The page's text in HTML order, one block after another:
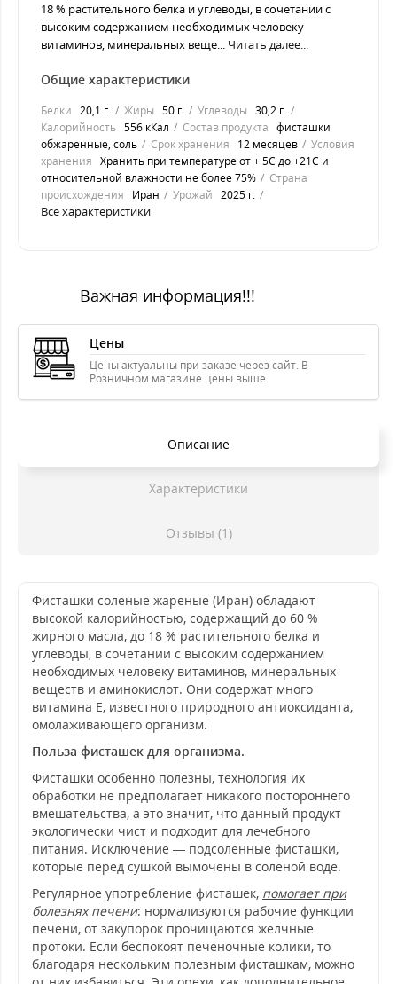
18 % растительного белка и углеводы, в сочетании с
высоким содержанием необходимых человеку
витаминов, минеральных веще... Читать далее...
Общие характеристики
Белки 20,1 г. Жиры 50 г. Углеводы 30,2 г.
Калорийность 556 кКал Состав продукта фисташки
обжаренные, соль
Срок хранения 12 месяцев
Условия
хранения Хранить при температуре от + 5С до +21С и
относительной влажности не более 75%
Страна
происхождения
Иран Урожай 2025 г.
Все характеристики
Важная информация!!!
Цены
Цены актуальны при заказе через сайт. В
Розничном магазине цены выше.
Описание
Характеристики
Отзывы (1)
Фисташки соленые жареные (Иран) обладают
высокой калорийностью, содержащий до 60 %
жирного масла, до 18 % растительного белка и
углеводы, в сочетании с высоким содержанием
необходимых человеку витаминов, минеральных
веществ и аминокислот. Они содержат много
витамина Е, известного природного антиоксиданта,
омолаживающего организм.
Польза фисташек для организма.
Фисташки особенно полезны, технология их
обработки не предполагает никакого постороннего
вмешательства, а это значит, что данный продукт
экологически чист и подходит для лечебного
питания. Исключение — подсоленные фисташки,
которые перед сушкой вымочены в соленой воде.
Регулярное употребление фисташек, помогает при
болезнях печени: нормализуются рабочие функции
печени, от закупорок прочищаются желчные
протоки. Если беспокоят печеночные колики, то
благодаря нескольким полезным фисташкам, можно